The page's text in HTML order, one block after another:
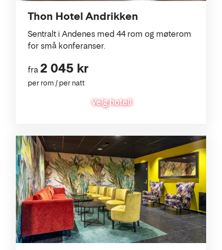
Thon Hotel Andrikken
Sentralt i Andenes med 44 rom og møterom
for små konferanser.
fra 2 045 kr
per rom / per natt
Velg hotell